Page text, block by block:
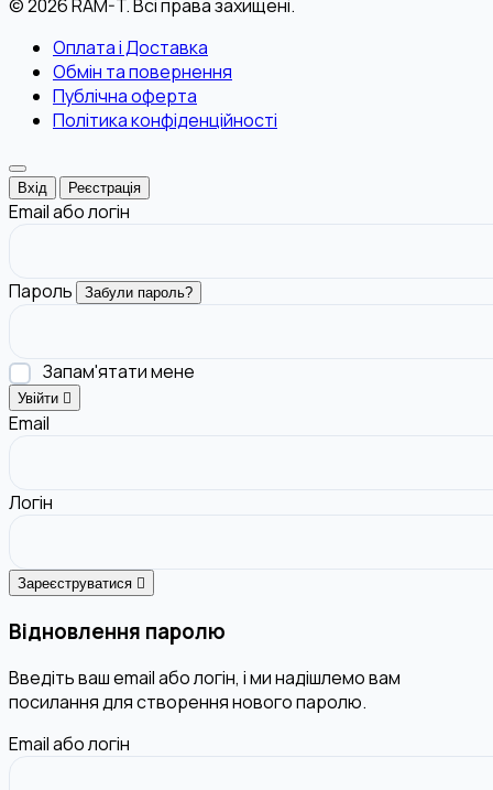
© 2026 RAM-T. Всі права захищені.
Оплата і Доставка
Обмін та повернення
Публічна оферта
Політика конфіденційності
Вхід Реєстрація
Email або логін
Пароль Забули пароль?
Запам'ятати мене
Увійти
Email
Логін
Зареєструватися
Відновлення паролю
Введіть ваш email або логін, і ми надішлемо вам
посилання для створення нового паролю.
Email або логін